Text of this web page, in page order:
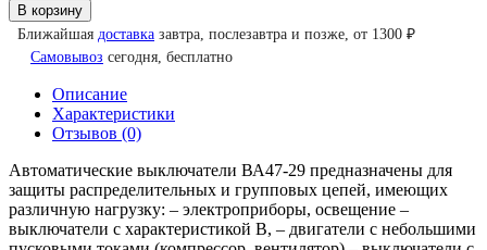
В корзину
Ближайшая доставка завтра, послезавтра и позже, от 1300 ₽
Самовывоз сегодня, бесплатно
Описание
Характеристики
Отзывов (0)
Автоматические выключатели ВА47-29 предназначены для
защиты распределительных и групповых цепей, имеющих
различную нагрузку: – электроприборы, освещение –
выключатели с характеристикой В, – двигатели с небольшими